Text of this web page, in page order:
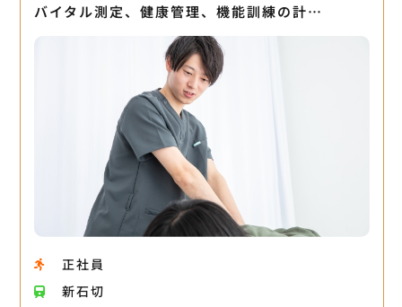
バイタル測定、健康管理、機能訓練の計…
正社員
新石切